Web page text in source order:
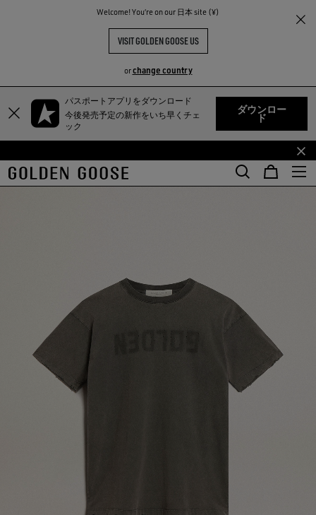
Welcome! You‘re on our 日本 site (¥)
VISIT GOLDEN GOOSE US
orchange country
メ
イ
ン
コ
ン
テ
フ
ッ
タ
ー
コ
ン
パスポートアプリをダウンロード
今後発売予定の新作をいち早くチェ
ック
ダウンロー
ド